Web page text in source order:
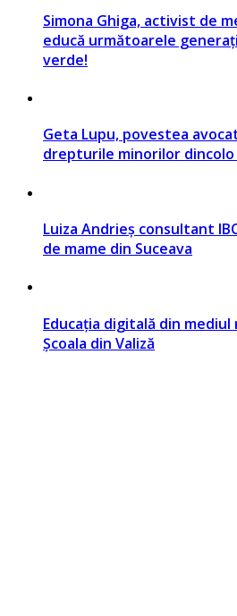
Simona Ghiga, activist de
educă următoarele
verde!
Geta Lupu, povestea
drepturile minorilor
Luiza Andrieș consultant
de mame din Suceava
Educația digitală din
Școala din Valiză